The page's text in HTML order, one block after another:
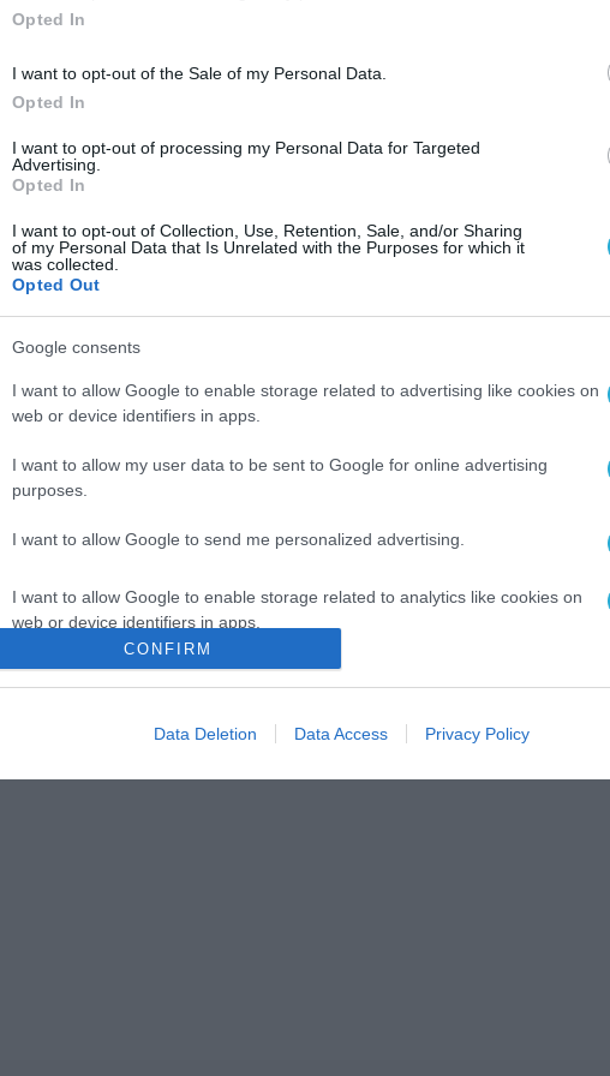
Opted In
I want to opt-out of the Sale of my Personal Data.
Opted In
I want to opt-out of processing my Personal Data for Targeted
Advertising.
Opted In
I want to opt-out of Collection, Use, Retention, Sale, and/or Sharing
of my Personal Data that Is Unrelated with the Purposes for which it
was collected.
Opted Out
Google consents
I want to allow Google to enable storage related to advertising like cookies on
web or device identifiers in apps.
I want to allow my user data to be sent to Google for online advertising
purposes.
I want to allow Google to send me personalized advertising.
I want to allow Google to enable storage related to analytics like cookies on
web or device identifiers in apps.
I want to allow Google to enable storage related to functionality of the website
I want to allow Google to enable storage related to personalization.
CONFIRM
Data Deletion Data Access Privacy Policy